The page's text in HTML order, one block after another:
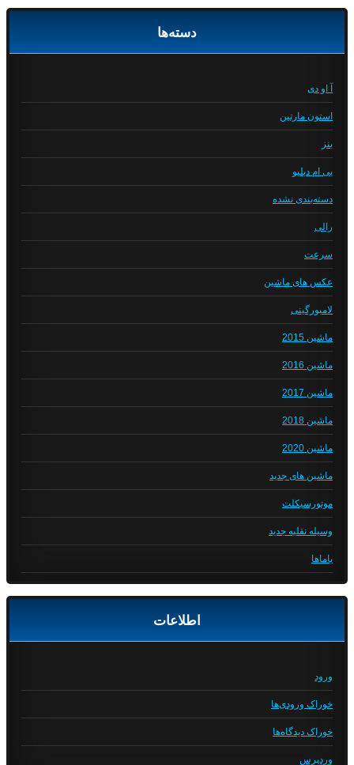
دسته‌ها
آ او دی
استون مارتین
بنز
بی ام دبلیو
دسته‌بندی نشده
رالی
سرعت
عکس های ماشین
لامبورگینی
ماشین 2015
ماشین 2016
ماشین 2017
ماشین 2018
ماشین 2020
ماشین های جدید
موتورسیکلت
وسیله نقلیه جدید
یاماها
اطلاعات
ورود
خوراک ورودی‌ها
خوراک دیدگاه‌ها
وردپرس